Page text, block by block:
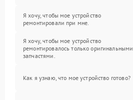
Я хочу, чтобы мое устройство
ремонтировали при мне.
Я хочу, чтобы мое устройство
ремонтировалось только оригинальными
запчастями.
Как я узнаю, что мое устройство готово?